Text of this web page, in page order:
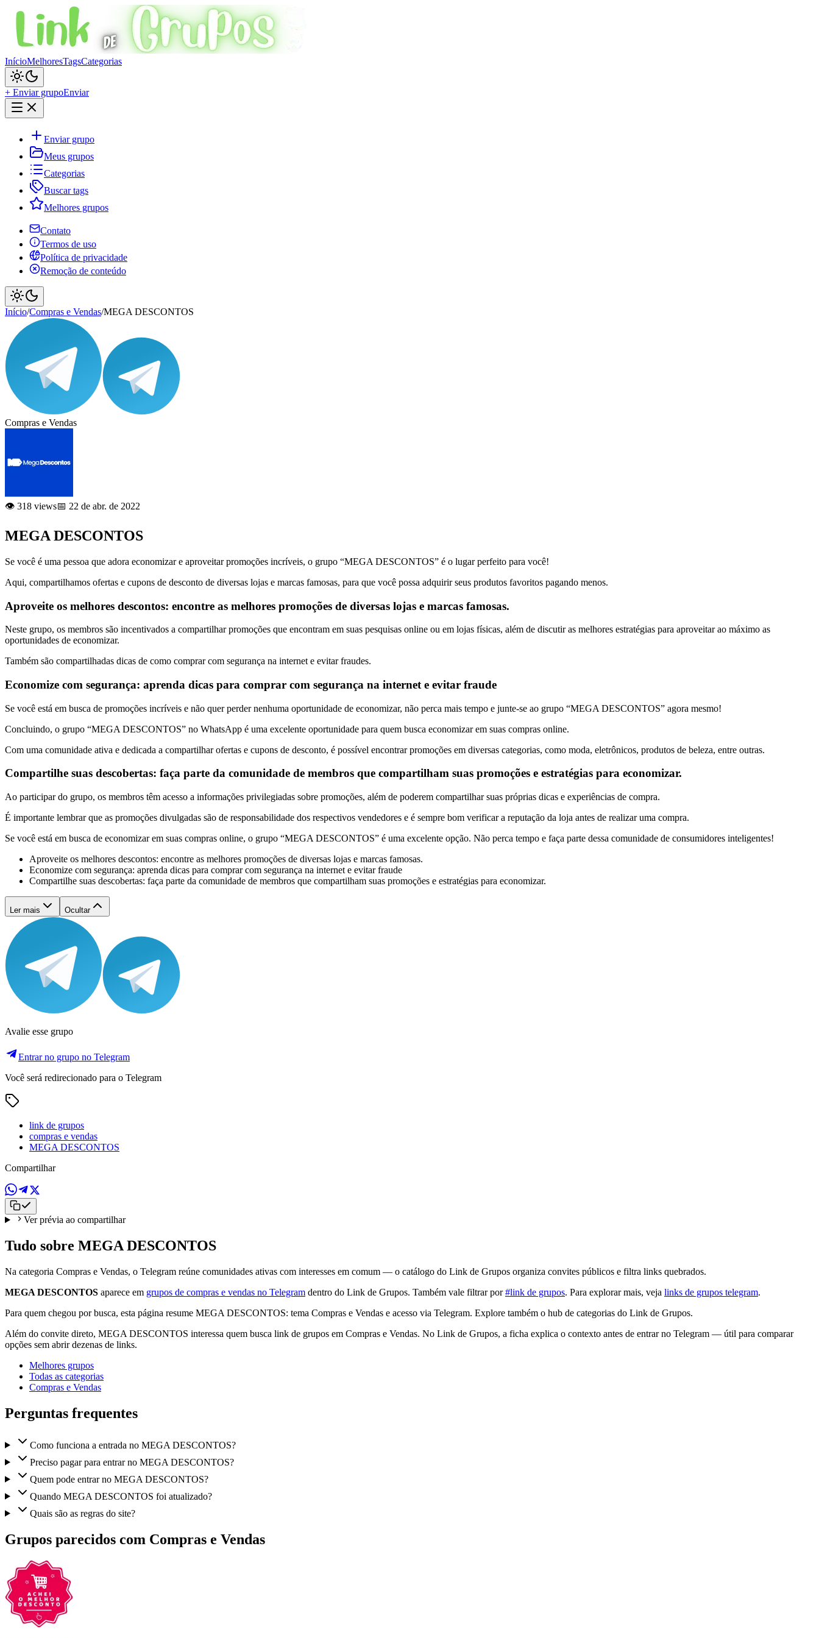
InícioMelhoresTagsCategorias
+ Enviar grupoEnviar
Enviar grupo
Meus grupos
Categorias
Buscar tags
Melhores grupos
Contato
Termos de uso
Política de privacidade
Remoção de conteúdo
Início/Compras e Vendas/MEGA DESCONTOS
Compras e Vendas
👁️ 318 views📅 22 de abr. de 2022
MEGA DESCONTOS
Se você é uma pessoa que adora economizar e aproveitar promoções incríveis, o grupo “MEGA DESCONTOS” é o lugar perfeito para você!
Aqui, compartilhamos ofertas e cupons de desconto de diversas lojas e marcas famosas, para que você possa adquirir seus produtos favoritos pagando menos.
Aproveite os melhores descontos: encontre as melhores promoções de diversas lojas e marcas famosas.
Neste grupo, os membros são incentivados a compartilhar promoções que encontram em suas pesquisas online ou em lojas físicas, além de discutir as melhores estratégias para aproveitar ao máximo as
oportunidades de economizar.
Também são compartilhadas dicas de como comprar com segurança na internet e evitar fraudes.
Economize com segurança: aprenda dicas para comprar com segurança na internet e evitar fraude
Se você está em busca de promoções incríveis e não quer perder nenhuma oportunidade de economizar, não perca mais tempo e junte-se ao grupo “MEGA DESCONTOS” agora mesmo!
Concluindo, o grupo “MEGA DESCONTOS” no WhatsApp é uma excelente oportunidade para quem busca economizar em suas compras online.
Com uma comunidade ativa e dedicada a compartilhar ofertas e cupons de desconto, é possível encontrar promoções em diversas categorias, como moda, eletrônicos, produtos de beleza, entre outras.
Compartilhe suas descobertas: faça parte da comunidade de membros que compartilham suas promoções e estratégias para economizar.
Ao participar do grupo, os membros têm acesso a informações privilegiadas sobre promoções, além de poderem compartilhar suas próprias dicas e experiências de compra.
É importante lembrar que as promoções divulgadas são de responsabilidade dos respectivos vendedores e é sempre bom verificar a reputação da loja antes de realizar uma compra.
Se você está em busca de economizar em suas compras online, o grupo “MEGA DESCONTOS” é uma excelente opção. Não perca tempo e faça parte dessa comunidade de consumidores inteligentes!
Aproveite os melhores descontos: encontre as melhores promoções de diversas lojas e marcas famosas.
Economize com segurança: aprenda dicas para comprar com segurança na internet e evitar fraude
Compartilhe suas descobertas: faça parte da comunidade de membros que compartilham suas promoções e estratégias para economizar.
Ler mais Ocultar
Avalie esse grupo
Entrar no grupo no Telegram
Você será redirecionado para o Telegram
link de grupos
compras e vendas
MEGA DESCONTOS
Compartilhar
Ver prévia ao compartilhar
Tudo sobre MEGA DESCONTOS
Na categoria Compras e Vendas, o Telegram reúne comunidades ativas com interesses em comum — o catálogo do Link de Grupos organiza convites públicos e filtra links quebrados.
MEGA DESCONTOS aparece em grupos de compras e vendas no Telegram dentro do Link de Grupos. Também vale filtrar por#link de grupos. Para explorar mais, veja links de grupos telegram.
Para quem chegou por busca, esta página resume MEGA DESCONTOS: tema Compras e Vendas e acesso via Telegram. Explore também o hub de categorias do Link de Grupos.
Além do convite direto, MEGA DESCONTOS interessa quem busca link de grupos em Compras e Vendas. No Link de Grupos, a ficha explica o contexto antes de entrar no Telegram — útil para comparar
opções sem abrir dezenas de links.
Melhores grupos
Todas as categorias
Compras e Vendas
Perguntas frequentes
Como funciona a entrada no MEGA DESCONTOS?
Preciso pagar para entrar no MEGA DESCONTOS?
Quem pode entrar no MEGA DESCONTOS?
Quando MEGA DESCONTOS foi atualizado?
Quais são as regras do site?
Grupos parecidos com Compras e Vendas